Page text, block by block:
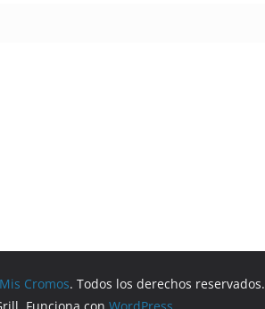
Cromos. Todos los derechos reservados.